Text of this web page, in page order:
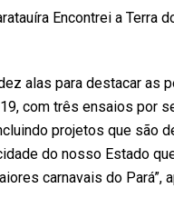
Encontrei a Terra
alas para destacar as
com três ensaios por
projetos que são
do nosso Estado
carnavais do Pará”,